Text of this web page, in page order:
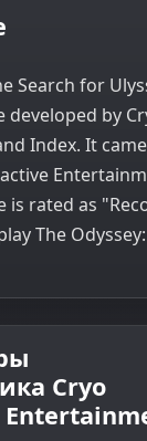
Search for
developed by
Index. It
is rated as
The
Cryo